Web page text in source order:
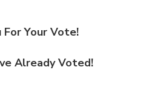
For Your Vote!
Already Voted!